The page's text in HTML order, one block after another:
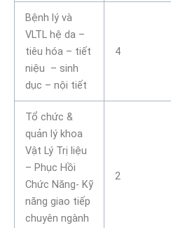
Bệnh lý và
VLTL hệ da –
tiêu hóa – tiết
niệu – sinh
dục – nội tiết
4
Tổ chức &
quản lý khoa
Vật Lý Trị liệu
– Phục Hồi
Chức Năng- Kỹ
năng giao tiếp
chuyên ngành
2